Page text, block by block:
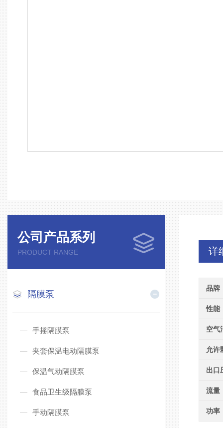
公司产品系列
PRODUCT RANGE
隔膜泵
手摇隔膜泵
夹套保温电动隔膜泵
保温气动隔膜泵
食品卫生级隔膜泵
手动隔膜泵
详
品牌
性能
空气
允许
出口
流量
功率